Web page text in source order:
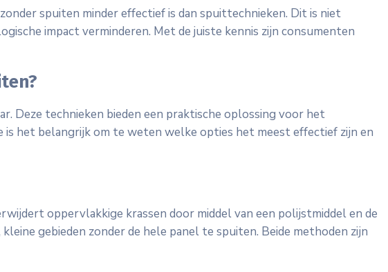
spuiten minder effectief is dan spuittechnieken. Dit is niet
impact verminderen. Met de juiste kennis zijn consumenten
Deze technieken bieden een praktische oplossing voor het
is het belangrijk om te weten welke opties het meest effectief zijn en
oppervlakkige krassen door middel van een polijstmiddel en de
gebieden zonder de hele panel te spuiten. Beide methoden zijn